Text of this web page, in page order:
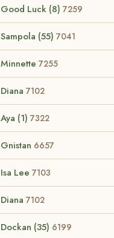
Good Luck (8) 7259
Sampola (55) 7041
Minnette 7255
Diana 7102
Aya (1) 7322
Gnistan 6657
Isa Lee 7103
Diana 7102
Dockan (35) 6199